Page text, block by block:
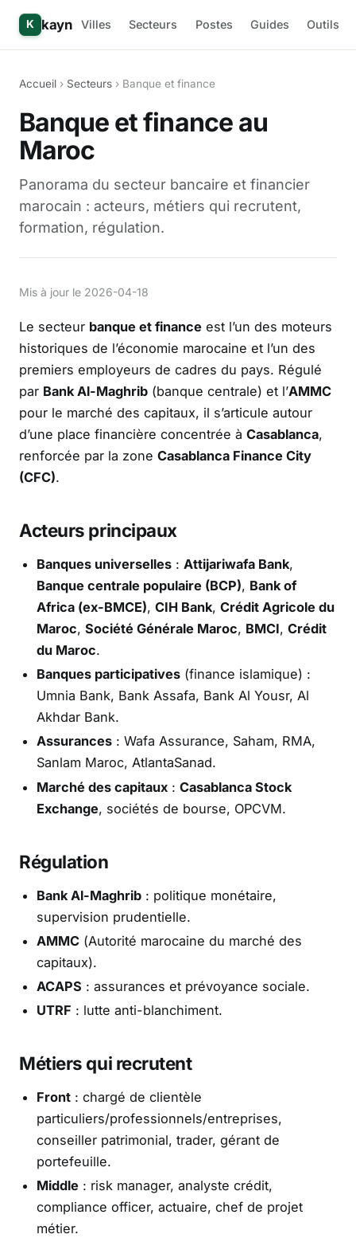
K kayn Villes Secteurs Postes Guides Outils
Accueil › Secteurs › Banque et finance
Banque et finance au
Maroc
Panorama du secteur bancaire et financier
marocain : acteurs, métiers qui recrutent,
formation, régulation.
Mis à jour le 2026-04-18
Le secteur banque et finance est l’un des moteurs
historiques de l’économie marocaine et l’un des
premiers employeurs de cadres du pays. Régulé
par Bank Al-Maghrib (banque centrale) et l’AMMC
pour le marché des capitaux, il s’articule autour
d’une place financière concentrée à Casablanca,
renforcée par la zone Casablanca Finance City
(CFC).
Acteurs principaux
Banques universelles: Attijariwafa Bank,
Banque centrale populaire (BCP), Bank of
Africa (ex-BMCE), CIH Bank, Crédit Agricole du
Maroc, Société Générale Maroc, BMCI, Crédit
du Maroc.
Banques participatives(finance islamique) :
Umnia Bank, Bank Assafa, Bank Al Yousr, Al
Akhdar Bank.
Assurances: Wafa Assurance, Saham, RMA,
Sanlam Maroc, AtlantaSanad.
Marché des capitaux: Casablanca Stock
Exchange, sociétés de bourse, OPCVM.
Régulation
Bank Al-Maghrib: politique monétaire,
supervision prudentielle.
AMMC(Autorité marocaine du marché des
capitaux).
ACAPS : assurances et prévoyance sociale.
UTRF : lutte anti-blanchiment.
Métiers qui recrutent
Front: chargé de clientèle
particuliers/professionnels/entreprises,
conseiller patrimonial, trader, gérant de
portefeuille.
Middle : risk manager, analyste crédit,
compliance officer, actuaire, chef de projet
métier.